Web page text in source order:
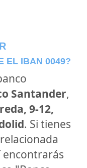
EL IBAN 0049?
Santander,
9-12,
. Si tienes
encontrarás